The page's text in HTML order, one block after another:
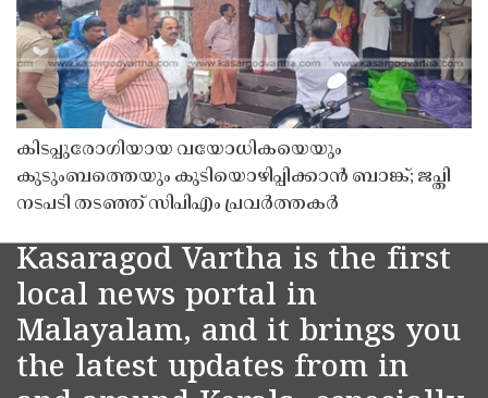
കിടപ്പുരോഗിയായ വയോധികയെയും
കുടുംബത്തെയും കുടിയൊഴിപ്പിക്കാൻ ബാങ്ക്; ജപ്തി
നടപടി തടഞ്ഞ് സിപിഎം പ്രവർത്തകർ
Kasaragod Vartha is the first
local news portal in
Malayalam, and it brings you
the latest updates from in